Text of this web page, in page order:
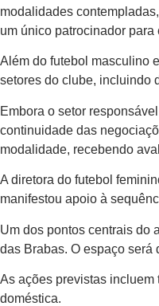
modalidades
um único patrocinador
Além do futebol masculino
setores do clube, incluindo
Embora o setor
continuidade das
modalidade, recebendo
A diretora do futebol
manifestou apoio à
Um dos pontos centrais do
das Brabas. O espaço
As ações previstas incluem
doméstica.